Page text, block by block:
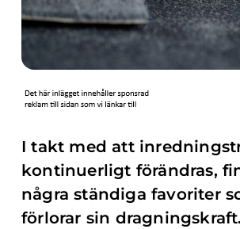
I takt med att
kontinuerligt förändras,
några ständiga favoriter
förlorar sin dragningskraft.